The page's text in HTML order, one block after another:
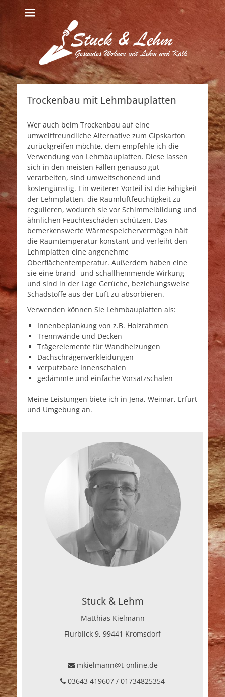
Trockenbau mit Lehmbauplatten
Wer auch beim Trockenbau auf eine
umweltfreundliche Alternative zum Gipskarton
zurückgreifen möchte, dem empfehle ich die
Verwendung von Lehmbauplatten. Diese lassen
sich in den meisten Fällen genauso gut
verarbeiten, sind umweltschonend und
kostengünstig. Ein weiterer Vorteil ist die Fähigkeit
der Lehmplatten, die Raumluftfeuchtigkeit zu
regulieren, wodurch sie vor Schimmelbildung und
ähnlichen Feuchteschäden schützen. Das
bemerkenswerte Wärmespeichervermögen hält
die Raumtemperatur konstant und verleiht den
Lehmplatten eine angenehme
Oberflächentemperatur. Außerdem haben eine
sie eine brand- und schallhemmende Wirkung
und sind in der Lage Gerüche, beziehungsweise
Schadstoffe aus der Luft zu absorbieren.
Verwenden können Sie Lehmbauplatten als:
Innenbeplankung von z.B. Holzrahmen
Trennwände und Decken
Trägerelemente für Wandheizungen
Dachschrägenverkleidungen
verputzbare Innenschalen
gedämmte und einfache Vorsatzschalen
Meine Leistungen biete ich in Jena, Weimar, Erfurt
und Umgebung an.
Stuck & Lehm
Matthias Kielmann
Flurblick 9, 99441 Kromsdorf
mkielmann@t-online.de
03643 419607 / 01734825354